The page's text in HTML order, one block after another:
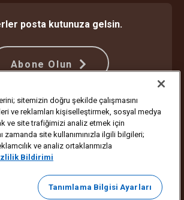
posta kutunuza gelsin.
Abone Olun
Karşı Koruma
Hüküm ve Koşullar
Koşulları
Gizlilik Bildirimi Çerez Ayarları
United Parcel Service of America, Inc. Tüm
sonra e-posta bildirimleri almak istemiyor
Abonelik İptal
güncellemek veya UPS pazarlama e-postaları
sitemizin doğru şekilde çalışmasını
ve reklamları kişiselleştirmek, sosyal medya
ve site trafiğimizi analiz etmek için
zamanda site kullanımınızla ilgili bilgileri;
ve analiz ortaklarımızla
Bildirimi
Tanımlama Bilgisi Ayarları